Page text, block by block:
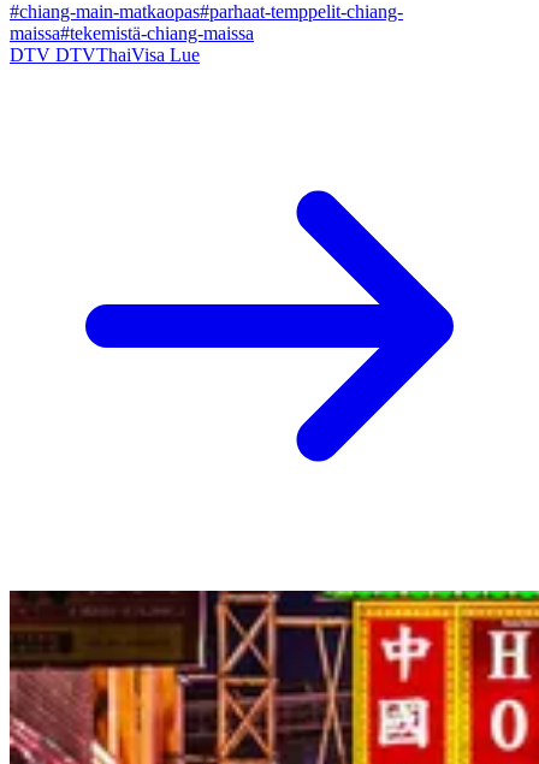
#chiang-main-matkaopas#parhaat-temppelit-chiang-
maissa#tekemistä-chiang-maissa
DTV DTVThaiVisa Lue